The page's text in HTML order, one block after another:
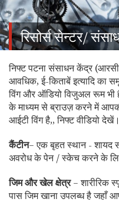
रिसोर्स सेन्टर/
निफ्ट पटना संसाधन केंद्र
आवधिक, ई-किताबें इत्यादि का
विंग और ऑडियो विजुअल रूम भी
के माध्यम से ब्राउज़ करने में
आईटी विंग है,, निफ्ट वीडियो देखें।
कैंटीन– एक बृहत स्थान - शायद
अवरोध के पेन / स्केच करने के लिए
जिम और खेल क्षेत्र – शारीरिक
पास जिम खाना उपलब्ध है जहाँ